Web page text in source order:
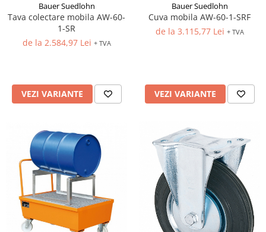
Bauer Suedlohn
Tava colectare mobila AW-60-
1-SR
de la 2.584,97 Lei + TVA
VEZI VARIANTE
Bauer Suedlohn
Cuva mobila AW-60-1-SRF
de la 3.115,77 Lei + TVA
VEZI VARIANTE